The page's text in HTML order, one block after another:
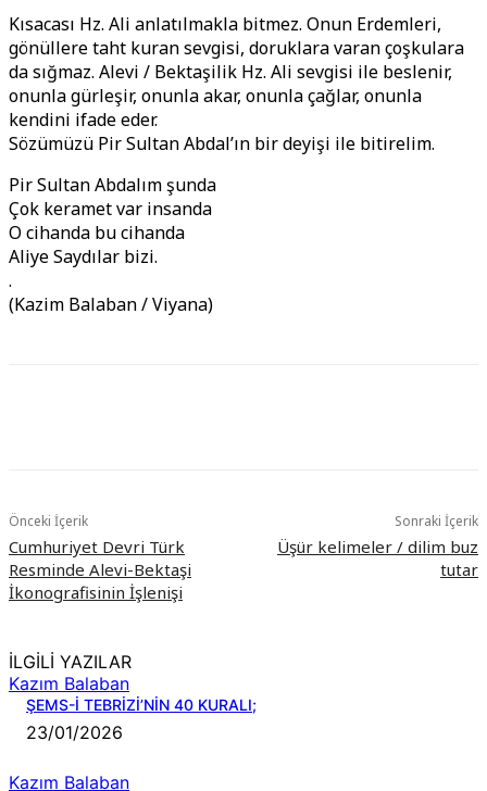
Kısacası Hz. Ali anlatılmakla bitmez. Onun Erdemleri,
gönüllere taht kuran sevgisi, doruklara varan çoşkulara
da sığmaz. Alevi / Bektaşilik Hz. Ali sevgisi ile beslenir,
onunla gürleşir, onunla akar, onunla çağlar, onunla
kendini ifade eder.
Sözümüzü Pir Sultan Abdal’ın bir deyişi ile bitirelim.
Pir Sultan Abdalım şunda
Çok keramet var insanda
O cihanda bu cihanda
Aliye Saydılar bizi.
.
(Kazim Balaban / Viyana)
Önceki İçerik
Cumhuriyet Devri Türk
Resminde Alevi-Bektaşi
İkonografisinin İşlenişi
Sonraki İçerik
Üşür kelimeler / dilim buz
tutar
İLGİLİ YAZILAR
Kazım Balaban
ŞEMS-İ TEBRİZİ’NİN 40 KURALI;
23/01/2026
Kazım Balaban